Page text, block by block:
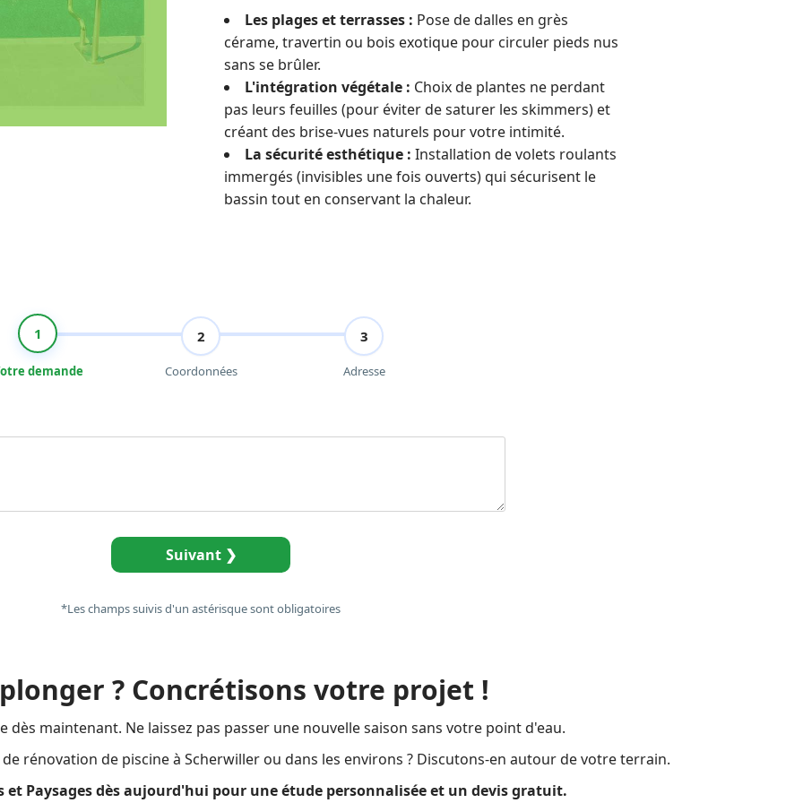
Les plages et terrasses : Pose de dalles en grès
cérame, travertin ou bois exotique pour circuler pieds nus
sans se brûler.
L'intégration végétale : Choix de plantes ne perdant
pas leurs feuilles (pour éviter de saturer les skimmers) et
créant des brise-vues naturels pour votre intimité.
La sécurité esthétique : Installation de volets roulants
immergés (invisibles une fois ouverts) qui sécurisent le
bassin tout en conservant la chaleur.
1
demande
2
Coordonnées
3
Adresse
Suivant ❯
*Les champs suivis d'un astérisque sont obligatoires
? Concrétisons votre projet !
dès maintenant. Ne laissez pas passer une nouvelle saison sans votre point d'eau.
rénovation de piscine à Scherwiller ou dans les environs ? Discutons-en autour de votre terrain.
et Paysages dès aujourd'hui pour une étude personnalisée et un devis gratuit.